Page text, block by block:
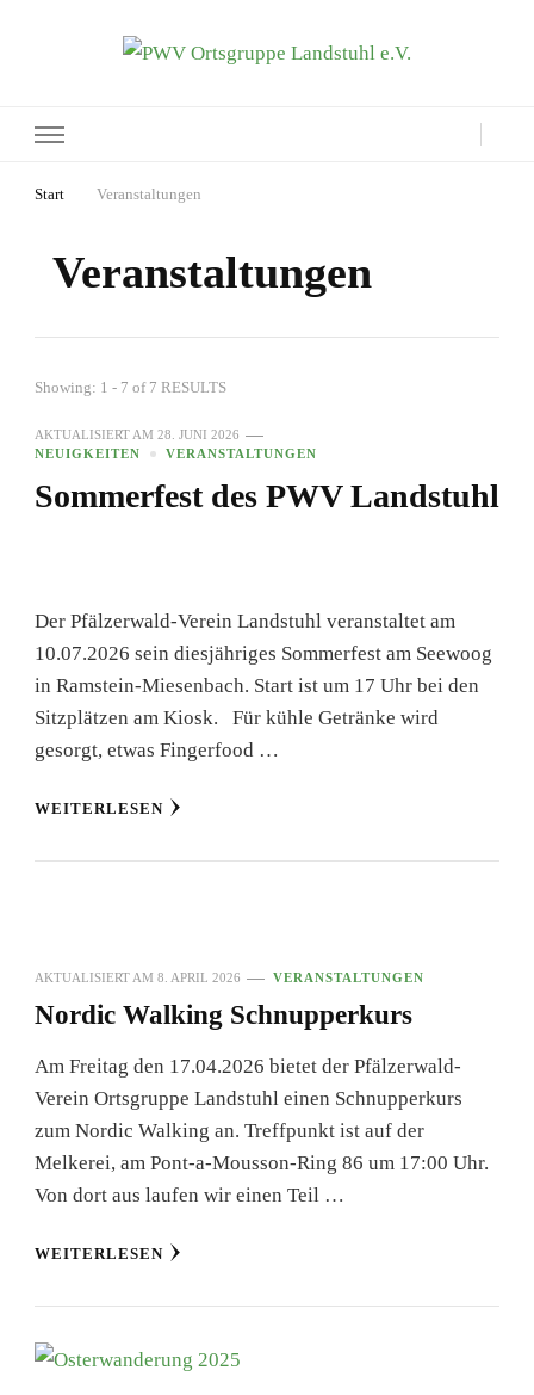
Start Veranstaltungen
Veranstaltungen
Showing: 1 - 7 of 7 RESULTS
AKTUALISIERT AM 28. JUNI 2026
NEUIGKEITEN
VERANSTALTUNGEN
Sommerfest des PWV Landstuhl
Der Pfälzerwald-Verein Landstuhl veranstaltet am
10.07.2026 sein diesjähriges Sommerfest am Seewoog
in Ramstein-Miesenbach. Start ist um 17 Uhr bei den
Sitzplätzen am Kiosk. Für kühle Getränke wird
gesorgt, etwas Fingerfood …
WEITERLESEN
AKTUALISIERT AM 8. APRIL 2026 VERANSTALTUNGEN
Nordic Walking Schnupperkurs
Am Freitag den 17.04.2026 bietet der Pfälzerwald-
Verein Ortsgruppe Landstuhl einen Schnupperkurs
zum Nordic Walking an. Treffpunkt ist auf der
Melkerei, am Pont-a-Mousson-Ring 86 um 17:00 Uhr.
Von dort aus laufen wir einen Teil …
WEITERLESEN